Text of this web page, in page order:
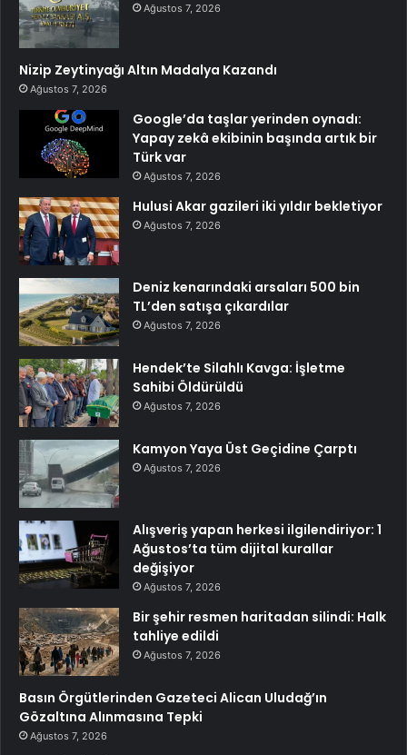
Ağustos 7, 2026
Nizip Zeytinyağı Altın Madalya Kazandı
Ağustos 7, 2026
Google’da taşlar yerinden oynadı:
Yapay zekâ ekibinin başında artık bir
Türk var
Ağustos 7, 2026
Hulusi Akar gazileri iki yıldır bekletiyor
Ağustos 7, 2026
Deniz kenarındaki arsaları 500 bin
TL’den satışa çıkardılar
Ağustos 7, 2026
Hendek’te Silahlı Kavga: İşletme
Sahibi Öldürüldü
Ağustos 7, 2026
Kamyon Yaya Üst Geçidine Çarptı
Ağustos 7, 2026
Alışveriş yapan herkesi ilgilendiriyor: 1
Ağustos’ta tüm dijital kurallar
değişiyor
Ağustos 7, 2026
Bir şehir resmen haritadan silindi: Halk
tahliye edildi
Ağustos 7, 2026
Basın Örgütlerinden Gazeteci Alican Uludağ’ın
Gözaltına Alınmasına Tepki
Ağustos 7, 2026